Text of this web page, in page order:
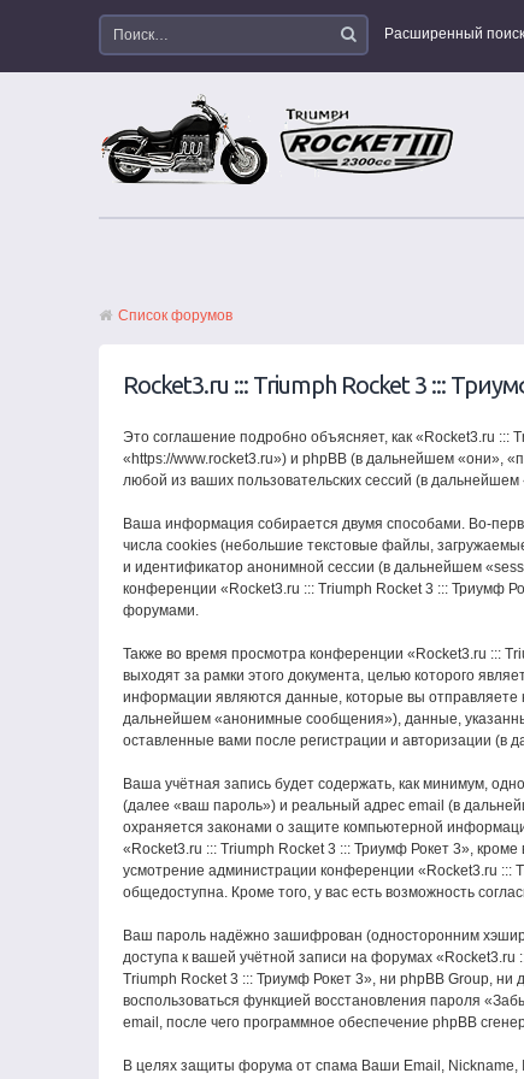
Расширенный поиск
Список форумов
Rocket3.ru ::: Triumph Rocket 3 :::
Это соглашение подробно объясняет, как «Rocket3.ru
«https://www.rocket3.ru») и phpBB (в дальнейшем «они»,
любой из ваших пользовательских сессий (в
Ваша информация собирается двумя способами. Во-
числа cookies (небольшие текстовые файлы,
и идентификатор анонимной сессии (в дальнейшем
конференции «Rocket3.ru ::: Triumph Rocket 3 ::: Триумф
форумами.
Также во время просмотра конференции «Rocket3.ru :::
выходят за рамки этого документа, целью которого
информации являются данные, которые вы
дальнейшем «анонимные сообщения»), данные,
оставленные вами после регистрации и авторизации
Ваша учётная запись будет содержать, как минимум,
(далее «ваш пароль») и реальный адрес email (в
охраняется законами о защите компьютерной
«Rocket3.ru ::: Triumph Rocket 3 ::: Триумф Рокет 3»,
усмотрение администрации конференции «Rocket3.ru :::
общедоступна. Кроме того, у вас есть возможность
Ваш пароль надёжно зашифрован (односторонним
доступа к вашей учётной записи на форумах «Rocket3.ru
Triumph Rocket 3 ::: Триумф Рокет 3», ни phpBB Group,
воспользоваться функцией восстановления пароля
email, после чего программное обеспечение phpBB
В целях защиты форума от спама Ваши Email, Nickname,